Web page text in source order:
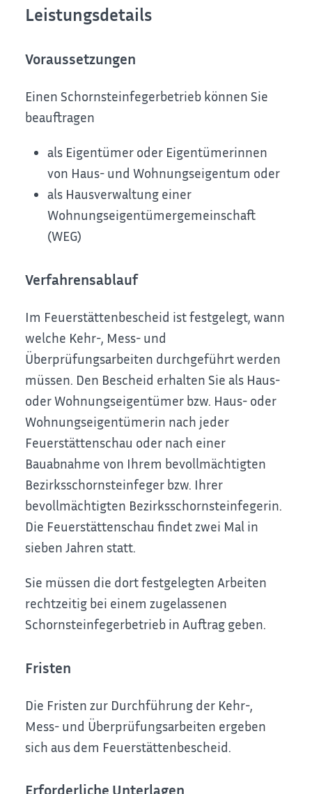
Leistungsdetails
Voraussetzungen
Einen Schornsteinfegerbetrieb können Sie
beauftragen
als Eigentümer oder Eigentümerinnen
von Haus- und Wohnungseigentum oder
als Hausverwaltung einer
Wohnungseigentümergemeinschaft
(WEG)
Verfahrensablauf
Im Feuerstättenbescheid ist festgelegt, wann
welche Kehr-, Mess- und
Überprüfungsarbeiten durchgeführt werden
müssen. Den Bescheid erhalten Sie als Haus-
oder Wohnungseigentümer bzw. Haus- oder
Wohnungseigentümerin nach jeder
Feuerstättenschau oder nach einer
Bauabnahme von Ihrem bevollmächtigten
Bezirksschornsteinfeger bzw. Ihrer
bevollmächtigten Bezirksschornsteinfegerin.
Die Feuerstättenschau findet zwei Mal in
sieben Jahren statt.
Sie müssen die dort festgelegten Arbeiten
rechtzeitig bei einem zugelassenen
Schornsteinfegerbetrieb in Auftrag geben.
Fristen
Die Fristen zur Durchführung der Kehr-,
Mess- und Überprüfungsarbeiten ergeben
sich aus dem Feuerstättenbescheid.
Erforderliche Unterlagen